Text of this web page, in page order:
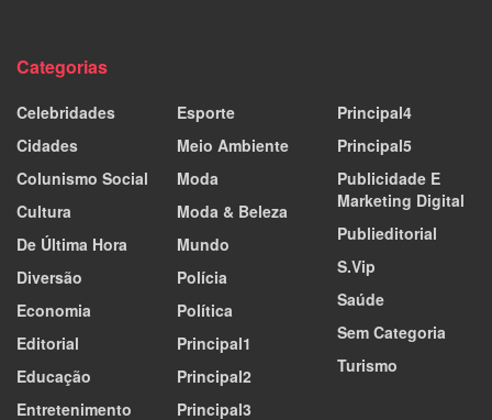
Categorias
Celebridades
Cidades
Colunismo Social
Cultura
De Última Hora
Diversão
Economia
Editorial
Educação
Entretenimento
Esporte
Meio Ambiente
Moda
Moda & Beleza
Mundo
Polícia
Política
Principal1
Principal2
Principal3
Principal4
Principal5
Publicidade E
Marketing Digital
Publieditorial
S.Vip
Saúde
Sem Categoria
Turismo